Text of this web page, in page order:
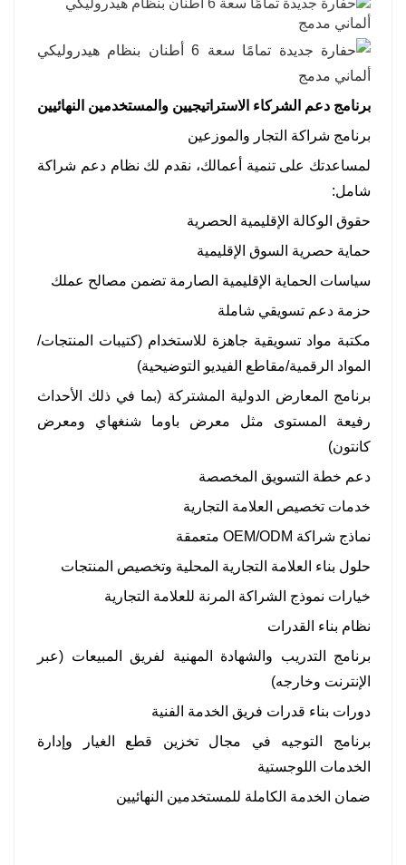
برنامج دعم الشركاء الاستراتيجيين والمستخدمين النهائيين
برنامج شراكة التجار والموزعين
لمساعدتك على تنمية أعمالك، نقدم لك نظام دعم شراكة
شامل:
حقوق الوكالة الإقليمية الحصرية
حماية حصرية السوق الإقليمية
سياسات الحماية الإقليمية الصارمة تضمن مصالح عملك
حزمة دعم تسويقي شاملة
مكتبة مواد تسويقية جاهزة للاستخدام (كتيبات المنتجات/
المواد الرقمية/مقاطع الفيديو التوضيحية)
برنامج المعارض الدولية المشتركة (بما في ذلك الأحداث
رفيعة المستوى مثل معرض باوما شنغهاي ومعرض
كانتون)
دعم خطة التسويق المخصصة
خدمات تخصيص العلامة التجارية
نماذج شراكة OEM/ODM متعمقة
حلول بناء العلامة التجارية المحلية وتخصيص المنتجات
خيارات نموذج الشراكة المرنة للعلامة التجارية
نظام بناء القدرات
برنامج التدريب والشهادة المهنية لفريق المبيعات (عبر
الإنترنت وخارجه)
دورات بناء قدرات فريق الخدمة الفنية
برنامج التوجيه في مجال تخزين قطع الغيار وإدارة
الخدمات اللوجستية
ضمان الخدمة الكاملة للمستخدمين النهائيين